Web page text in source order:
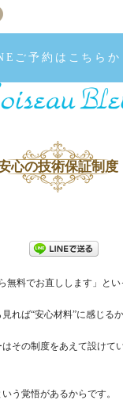
ご予約はこちらか
心の技術保証制度
無料でお直しします」と
れば“安心材料”に感じる
その制度をあえて設けてい
う覚悟があるからです。